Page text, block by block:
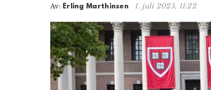
Av: Erling Marthinsen 1. juli 2025, 11:22